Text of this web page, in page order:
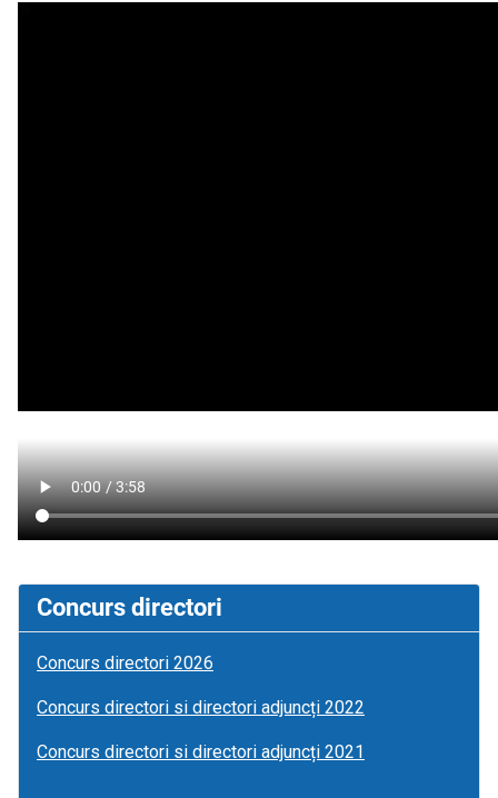
Concurs directori
Concurs directori 2026
Concurs directori si directori adjuncți 2022
Concurs directori si directori adjuncți 2021